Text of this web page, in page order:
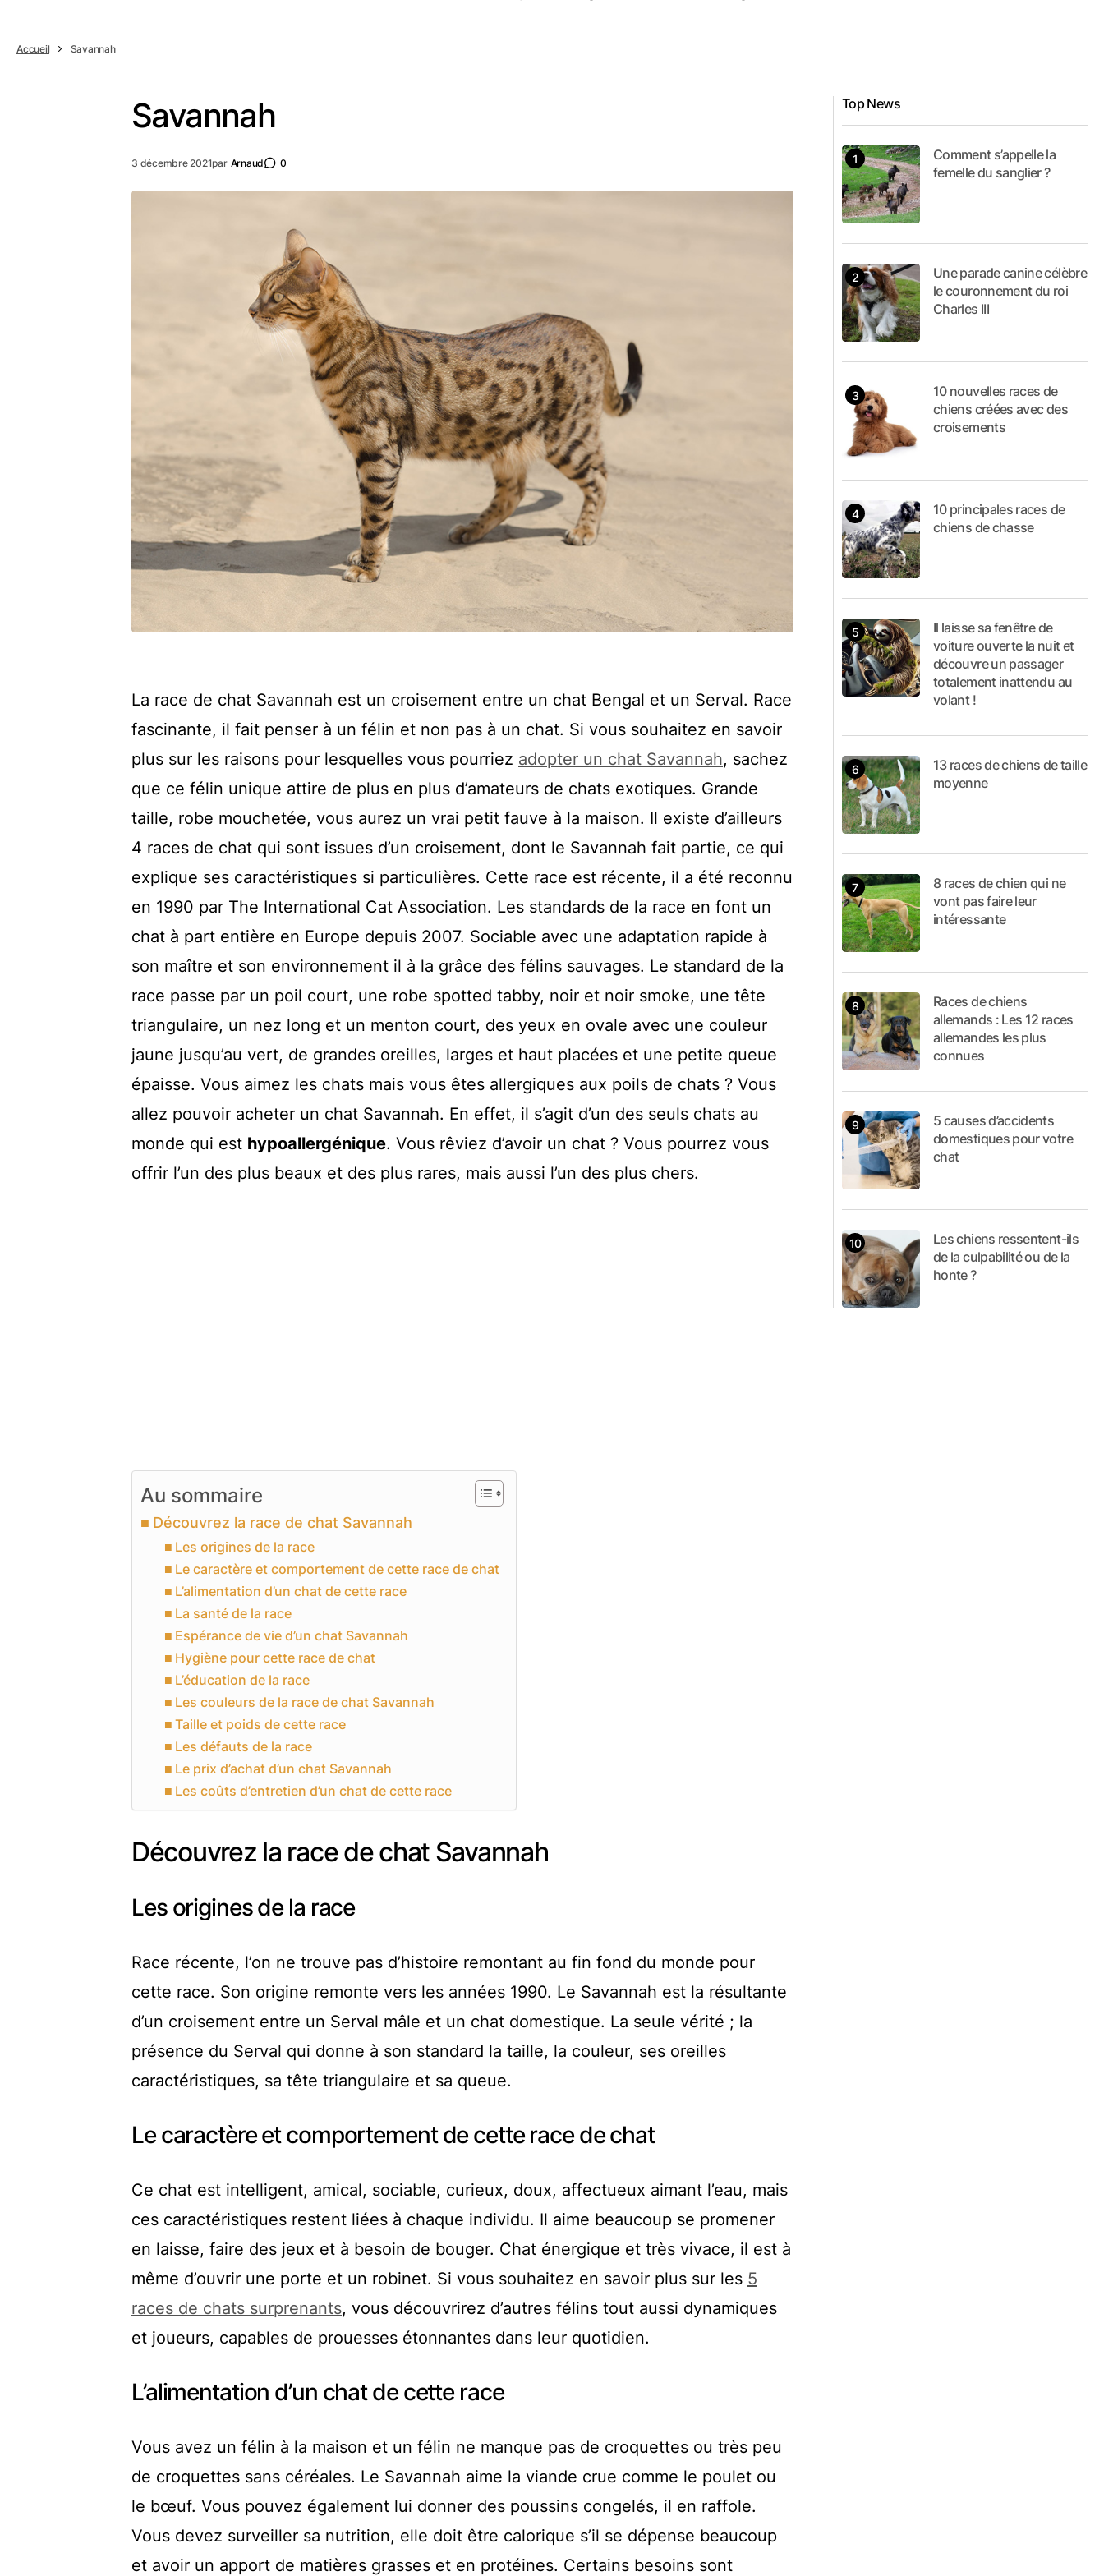
Accueil Savannah
Savannah
3 décembre 2021par Arnaud 0
La race de chat Savannah est un croisement entre un chat Bengal et un Serval. Race
fascinante, il fait penser à un félin et non pas à un chat. Si vous souhaitez en savoir
plus sur les raisons pour lesquelles vous pourriez adopter un chat Savannah, sachez
que ce félin unique attire de plus en plus d’amateurs de chats exotiques. Grande
taille, robe mouchetée, vous aurez un vrai petit fauve à la maison. Il existe d’ailleurs
4 races de chat qui sont issues d’un croisement, dont le Savannah fait partie, ce qui
explique ses caractéristiques si particulières. Cette race est récente, il a été reconnu
en 1990 par The International Cat Association. Les standards de la race en font un
chat à part entière en Europe depuis 2007. Sociable avec une adaptation rapide à
son maître et son environnement il à la grâce des félins sauvages. Le standard de la
race passe par un poil court, une robe spotted tabby, noir et noir smoke, une tête
triangulaire, un nez long et un menton court, des yeux en ovale avec une couleur
jaune jusqu’au vert, de grandes oreilles, larges et haut placées et une petite queue
épaisse. Vous aimez les chats mais vous êtes allergiques aux poils de chats ? Vous
allez pouvoir acheter un chat Savannah. En effet, il s’agit d’un des seuls chats au
monde qui est hypoallergénique. Vous rêviez d’avoir un chat ? Vous pourrez vous
offrir l’un des plus beaux et des plus rares, mais aussi l’un des plus chers.
Au sommaire
Découvrez la race de chat Savannah
Les origines de la race
Le caractère et comportement de cette race de chat
L’alimentation d’un chat de cette race
La santé de la race
Espérance de vie d’un chat Savannah
Hygiène pour cette race de chat
L’éducation de la race
Les couleurs de la race de chat Savannah
Taille et poids de cette race
Les défauts de la race
Le prix d’achat d’un chat Savannah
Les coûts d’entretien d’un chat de cette race
Découvrez la race de chat Savannah
Les origines de la race
Race récente, l’on ne trouve pas d’histoire remontant au fin fond du monde pour
cette race. Son origine remonte vers les années 1990. Le Savannah est la résultante
d’un croisement entre un Serval mâle et un chat domestique. La seule vérité ; la
présence du Serval qui donne à son standard la taille, la couleur, ses oreilles
caractéristiques, sa tête triangulaire et sa queue.
Le caractère et comportement de cette race de chat
Ce chat est intelligent, amical, sociable, curieux, doux, affectueux aimant l’eau, mais
ces caractéristiques restent liées à chaque individu. Il aime beaucoup se promener
en laisse, faire des jeux et à besoin de bouger. Chat énergique et très vivace, il est à
même d’ouvrir une porte et un robinet. Si vous souhaitez en savoir plus sur les 5
races de chats surprenants, vous découvrirez d’autres félins tout aussi dynamiques
et joueurs, capables de prouesses étonnantes dans leur quotidien.
L’alimentation d’un chat de cette race
Vous avez un félin à la maison et un félin ne manque pas de croquettes ou très peu
de croquettes sans céréales. Le Savannah aime la viande crue comme le poulet ou
le bœuf. Vous pouvez également lui donner des poussins congelés, il en raffole.
Vous devez surveiller sa nutrition, elle doit être calorique s’il se dépense beaucoup
et avoir un apport de matières grasses et en protéines. Certains besoins sont
Top News
Comment s’appelle la
femelle du sanglier ?
Une parade canine célèbre
le couronnement du roi
Charles III
10 nouvelles races de
chiens créées avec des
croisements
10 principales races de
chiens de chasse
Il laisse sa fenêtre de
voiture ouverte la nuit et
découvre un passager
totalement inattendu au
volant !
13 races de chiens de taille
moyenne
8 races de chien qui ne
vont pas faire leur
intéressante
Races de chiens
allemands : Les 12 races
allemandes les plus
connues
5 causes d’accidents
domestiques pour votre
chat
Les chiens ressentent-ils
de la culpabilité ou de la
honte ?